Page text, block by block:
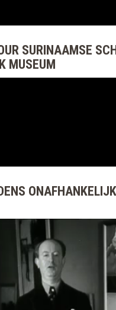
SURINAAMSE
MUSEUM